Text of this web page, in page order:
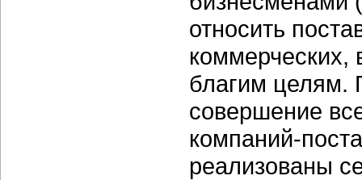
относить
коммерческих,
благим целям.
совершение
компаний-
реализованы